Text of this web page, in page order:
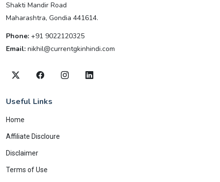
Shakti Mandir Road
Maharashtra, Gondia 441614.
Phone: +91 9022120325
Email: nikhil@currentgkinhindi.com
Useful Links
Home
Affiliate Discloure
Disclaimer
Terms of Use